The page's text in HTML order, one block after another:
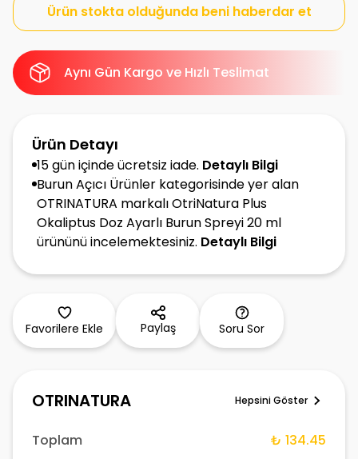
Ürün stokta olduğunda beni haberdar et
Aynı Gün Kargo ve Hızlı Teslimat
Ürün Detayı
15 gün içinde ücretsiz iade. Detaylı Bilgi
Burun Açıcı Ürünler kategorisinde yer alan
OTRINATURA markalı OtriNatura Plus
Okaliptus Doz Ayarlı Burun Spreyi 20 ml
ürününü incelemektesiniz. Detaylı Bilgi
Favorilere Ekle Paylaş Soru Sor
OTRINATURA Hepsini Göster
Toplam
₺ 134.45